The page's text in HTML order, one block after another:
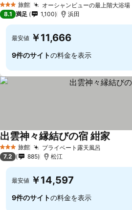
3 ホテルのランク
旅館 オーシャンビューの最上階大浴場
8.1 満足 1,100 浜田
最安値 ￥11,666
9件のサイトの料金を表示
3 ホテルのランク
旅館 プライベート露天風呂
出雲神々縁結びの宿 紺家
7.2 885 松江
最安値 ￥14,597
9件のサイトの料金を表示